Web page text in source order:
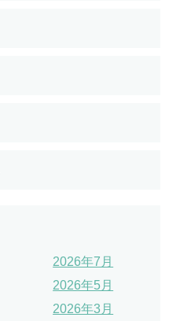
2026年7月
2026年5月
2026年3月